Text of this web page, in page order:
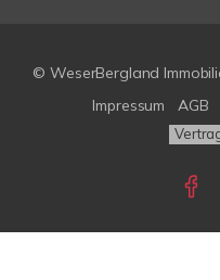
© WeserBergland
Impressum
AGB